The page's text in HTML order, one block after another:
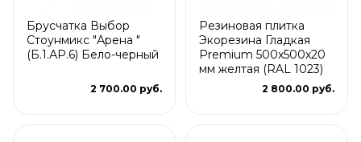
Брусчатка Выбор
Стоунмикс "Арена "
(Б.1.АР.6) Бело-черный
2 700.00 руб.
Резиновая плитка
Экорезина Гладкая
Premium 500x500x20
мм желтая (RAL 1023)
2 800.00 руб.